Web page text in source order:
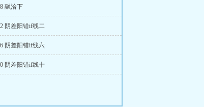
融洽下
阴差阳错if线二
阴差阳错if线六
阴差阳错if线十